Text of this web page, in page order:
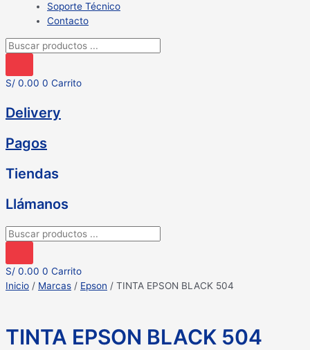
Soporte Técnico
Contacto
Búsqueda
productos
S/ 0.00 0 Carrito
Delivery
Pagos
Tiendas
Llámanos
Búsqueda
productos
S/ 0.00 0 Carrito
Inicio / Marcas / Epson / TINTA EPSON BLACK 504
TINTA EPSON BLACK 504